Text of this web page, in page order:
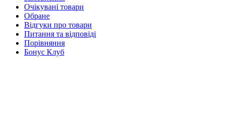
Очікувані товари
Обране
Відгуки про товари
Питання та відповіді
Порівняння
Бонус Клуб